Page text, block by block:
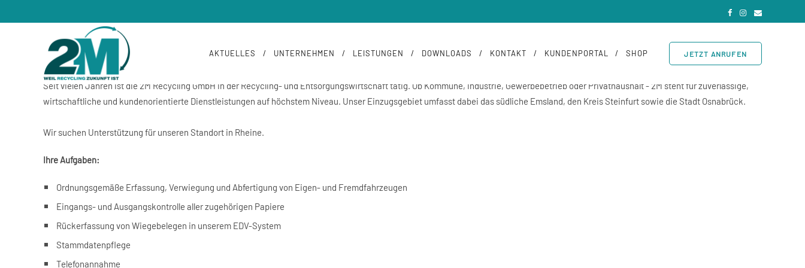
JETZT ANRUFEN
AKTUELLES UNTERNEHMEN LEISTUNGEN DOWNLOADS KONTAKT KUNDENPORTAL SHOP
Mitarbeiter für die Waage (m/w/d) in Teilzeit
Seit vielen Jahren ist die 2M Recycling GmbH in der Recycling- und Entsorgungswirtschaft tätig. Ob Kommune, Industrie, Gewerbebetrieb oder Privathaushalt - 2M steht für zuverlässige,
wirtschaftliche und kundenorientierte Dienstleistungen auf höchstem Niveau. Unser Einzugsgebiet umfasst dabei das südliche Emsland, den Kreis Steinfurt sowie die Stadt Osnabrück.
Wir suchen Unterstützung für unseren Standort in Rheine.
Ihre Aufgaben:
Ordnungsgemäße Erfassung, Verwiegung und Abfertigung von Eigen- und Fremdfahrzeugen
Eingangs- und Ausgangskontrolle aller zugehörigen Papiere
Rückerfassung von Wiegebelegen in unserem EDV-System
Stammdatenpflege
Telefonannahme